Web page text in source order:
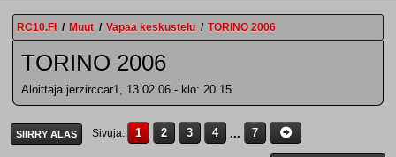
RC10.FI / Muut / Vapaa keskustelu / TORINO 2006
TORINO 2006
Aloittaja jerzirccar1, 13.02.06 - klo: 20.15
SIIRRY ALAS Sivuja 1 2 3 4 ... 7